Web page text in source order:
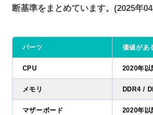
断基準をまとめています。(2025年
パーツ 価値があ
CPU 2020年以
メモリ DDR4 /
マザーボード 2020年以